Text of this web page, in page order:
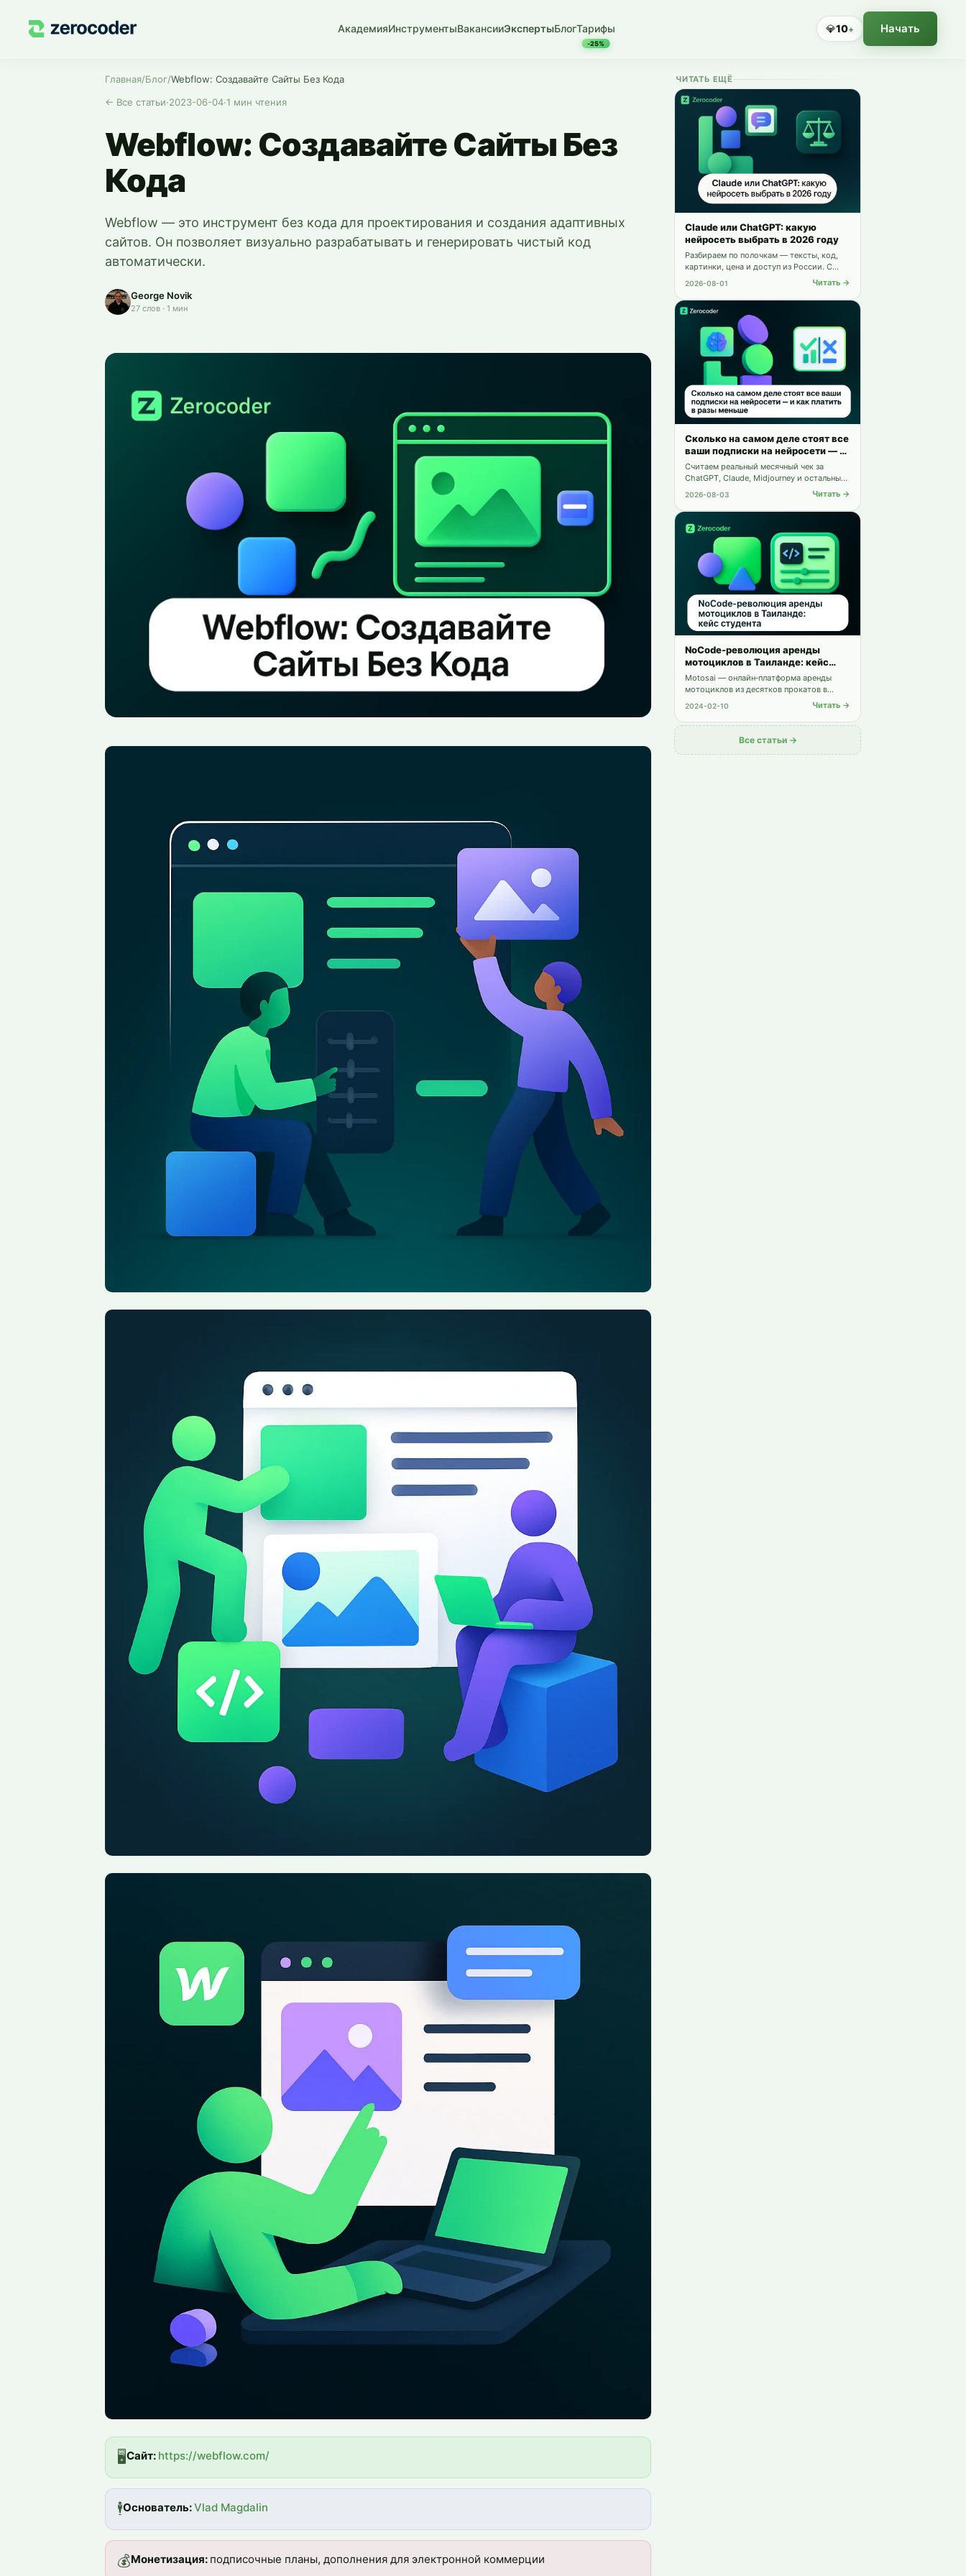
АкадемияИнструментыВакансииЭкспертыБлогТарифы
-25%
💎10+ Начать
Главная/Блог/Webflow: Создавайте Сайты Без Кода
← Все статьи·2023-06-04·1 мин чтения
Webflow: Создавайте Сайты Без
Кода
Webflow — это инструмент без кода для проектирования и создания адаптивных
сайтов. Он позволяет визуально разрабатывать и генерировать чистый код
автоматически.
George Novik
27 слов · 1 мин
🖥️Сайт: https://webflow.com/
🕴️Основатель: Vlad Magdalin
💰Монетизация: подписочные планы, дополнения для электронной коммерции
ЧИТАТЬ ЕЩЁ
Claude или ChatGPT: какую
нейросеть выбрать в 2026 году
Разбираем по полочкам — тексты, код,
картинки, цена и доступ из России. С
честными ограничениями обеих моделей
2026-08-01 Читать →
Сколько на самом деле стоят все
ваши подписки на нейросети — и
как платить в разы меньше
Считаем реальный месячный чек за
ChatGPT, Claude, Midjourney и остальных
— и сравниваем с одной платформой на
2026-08-03 Читать →
NoCode-революция аренды
мотоциклов в Таиланде: кейс
студента
Motosai — онлайн‑платформа аренды
мотоциклов из десятков прокатов в
Таиланде. Узнайте, как студент Zerocoder
Figma до PromptPay и PWA.
2024-02-10 Читать →
Все статьи →